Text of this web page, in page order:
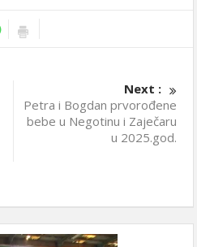
Next :
Petra i Bogdan prvorođene
bebe u Negotinu i Zaječaru
u 2025.god.